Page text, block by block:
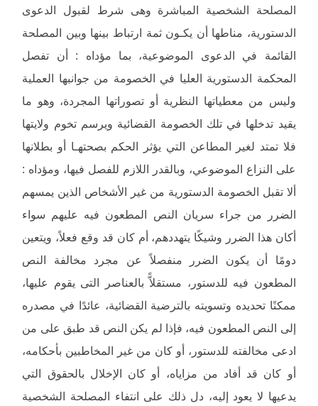
المصلحة الشخصية المباشرة وهى شرط لقبول الدعوى
الدستورية، مناطها أن يكـون ثمة ارتباط بينها وبين المصلحة
القائمة في الدعوى الموضوعية، بما مؤداه : أن تفصل
المحكمة الدستورية العليا في الخصومة من جوانبها العملية
وليس من معطياتها النظرية أو تصوراتها المجردة، وهو ما
يقيد تدخلها في تلك الخصومة القضائية ويرسم تخوم ولايتها
فلا تمتد لغير المطاعن التي يؤثر الحكم بصحتهـا أو بطلانها
على النزاع الموضوعي، وبالقدر اللازم للفصل فيها، ومؤداه :
ألا تقبل الخصومة الدستورية من غير الأشخاص الذين يمسهم
الضرر من جراء سريان النص المطعون فيه عليهم سواء
أكان هذا الضرر وشيكًا يتهددهم، أم كان قد وقع فعلاً، ويتعين
دومًا أن يكون الضرر منفصلاً عن مجرد مخالفة النص
المطعون فيه للدستور، مستقلاًّ بالعناصر التى يقوم عليها،
ممكنًا تحديده وتسويته بالترضية القضائية، عائدًا في مصدره
إلى النص المطعون فيه، فإذا لم يكن النص قد طبق على من
ادعى مخالفته للدستور، أو كان من غير المخاطبين بأحكامه،
أو كان قد أفاد من مزاياه، أو كان الإخلال بالحقوق التي
يدعيها لا يعود إليه، دل ذلك على انتفاء المصلحة الشخصية